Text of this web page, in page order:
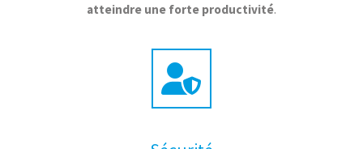
atteindre une forte productivité.